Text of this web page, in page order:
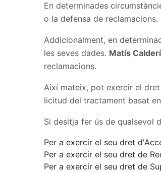
En determinades
o la defensa de reclamacions.
Addicionalment, en
les seves dades. Matís
reclamacions.
Així mateix, pot exercir el
licitud del tractament basat
Si desitja fer ús de qualsevol
Per a exercir el seu dret
Per a exercir el seu dret de
Per a exercir el seu dret de